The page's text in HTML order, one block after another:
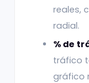
reales,
radial.
% de
tráfico
gráfico